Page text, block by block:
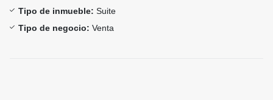
Tipo de inmueble: Suite
Tipo de negocio: Venta